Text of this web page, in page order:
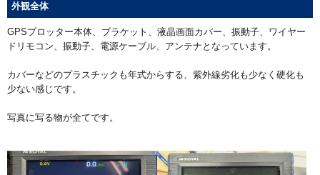
外観全体
GPSプロッター本体、ブラケット、液晶画面カバー、振動子、ワイヤー
ドリモコン、振動子、電源ケーブル、アンテナとなっています。
カバーなどのプラスチックも年式からする、紫外線劣化も少なく硬化も
少ない感じです。
写真に写る物が全てです。